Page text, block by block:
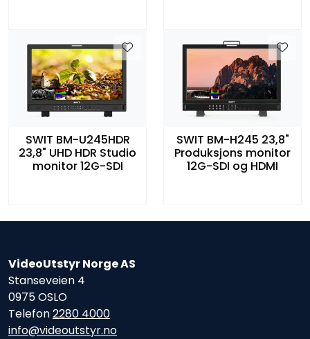
SWIT BM-U245HDR
23,8" UHD HDR Studio
monitor 12G-SDI
SWIT BM-H245 23,8"
Produksjons monitor
12G-SDI og HDMI
VideoUtstyr Norge AS
Stanseveien 4
0975 OSLO
Telefon2280 4000
info@videoutstyr.no